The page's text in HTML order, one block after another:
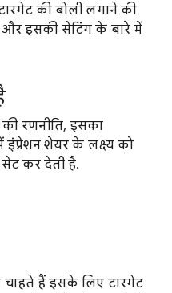
की बोली लगाने की
इसकी सेटिंग के बारे में
रणनीति, इसका
शेयर के लक्ष्य को
कर देती है.
चाहते हैं इसके लिए टारगेट